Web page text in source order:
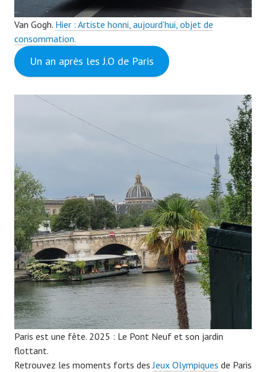
Van Gogh. Hier : Artiste honni, aujourd’hui, objet de
consommation.
Un an après les J.O de Paris
Paris est une fête. 2025 : Le Pont Neuf et son jardin
flottant.
Retrouvez les moments forts desJeux Olympiques de Paris